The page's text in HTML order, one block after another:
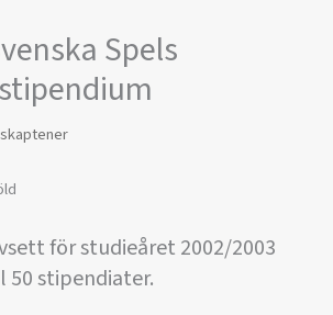
Spels
för studieåret 2002/2003
50 stipendiater.